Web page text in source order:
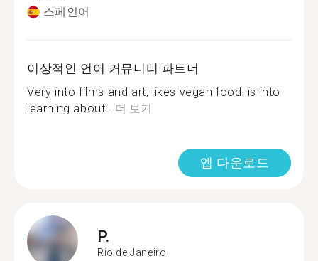
스페인어
이상적인 언어 커뮤니티 파트너
Very into films and art, likes vegan food, is into
learning about...더 보기
앱 다운로드
P.
Rio de Janeiro